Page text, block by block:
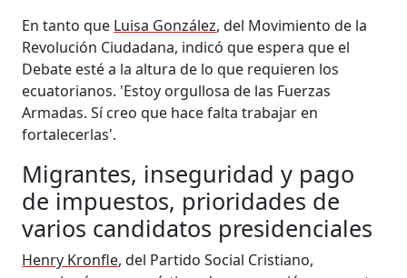
En tanto que Luisa González, del Movimiento de la
Revolución Ciudadana, indicó que espera que el
Debate esté a la altura de lo que requieren los
ecuatorianos. 'Estoy orgullosa de las Fuerzas
Armadas. Sí creo que hace falta trabajar en
fortalecerlas'.
Migrantes, inseguridad y pago
de impuestos, prioridades de
varios candidatos presidenciales
Henry Kronfle, del Partido Social Cristiano,